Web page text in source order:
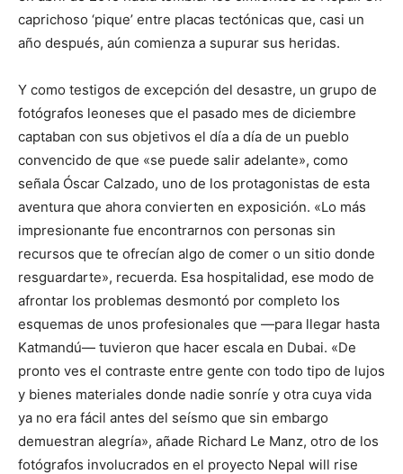
caprichoso ‘pique’ entre placas tectónicas que, casi un
año después, aún comienza a supurar sus heridas.
Y como testigos de excepción del desastre, un grupo de
fotógrafos leoneses que el pasado mes de diciembre
captaban con sus objetivos el día a día de un pueblo
convencido de que «se puede salir adelante», como
señala Óscar Calzado, uno de los protagonistas de esta
aventura que ahora convierten en exposición. «Lo más
impresionante fue encontrarnos con personas sin
recursos que te ofrecían algo de comer o un sitio donde
resguardarte», recuerda. Esa hospitalidad, ese modo de
afrontar los problemas desmontó por completo los
esquemas de unos profesionales que —para llegar hasta
Katmandú— tuvieron que hacer escala en Dubai. «De
pronto ves el contraste entre gente con todo tipo de lujos
y bienes materiales donde nadie sonríe y otra cuya vida
ya no era fácil antes del seísmo que sin embargo
demuestran alegría», añade Richard Le Manz, otro de los
fotógrafos involucrados en el proyecto Nepal will rise